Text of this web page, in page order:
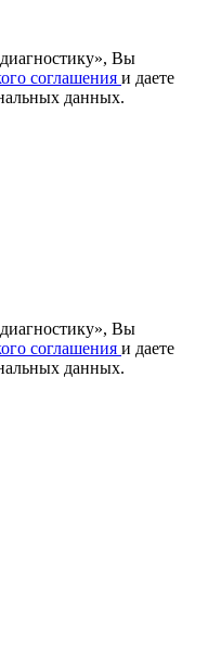
Вы
соглашения и даете
данных.
Вы
соглашения и даете
данных.